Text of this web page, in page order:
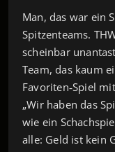
Man, das war ein
Spitzenteams.
scheinbar
Team, das kaum
Favoriten‑Spiel
„Wir haben das
wie ein
alle: Geld ist kein